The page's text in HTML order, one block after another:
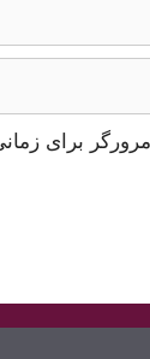
برای